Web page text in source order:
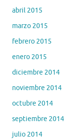
abril 2015
marzo 2015
febrero 2015
enero 2015
diciembre 2014
noviembre 2014
octubre 2014
septiembre 2014
julio 2014